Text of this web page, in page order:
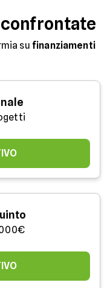
su finanziamenti